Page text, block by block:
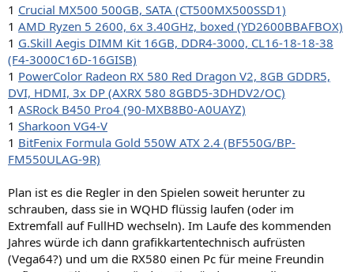
1 Crucial MX500 500GB, SATA (CT500MX500SSD1)
1 AMD Ryzen 5 2600, 6x 3.40GHz, boxed (YD2600BBAFBOX)
1 G.Skill Aegis DIMM Kit 16GB, DDR4-3000, CL16-18-18-38
(F4-3000C16D-16GISB)
1 PowerColor Radeon RX 580 Red Dragon V2, 8GB GDDR5,
DVI, HDMI, 3x DP (AXRX 580 8GBD5-3DHDV2/OC)
1 ASRock B450 Pro4 (90-MXB8B0-A0UAYZ)
1 Sharkoon VG4-V
1 BitFenix Formula Gold 550W ATX 2.4 (BF550G/BP-
FM550ULAG-9R)
Plan ist es die Regler in den Spielen soweit herunter zu
schrauben, dass sie in WQHD flüssig laufen (oder im
Extremfall auf FullHD wechseln). Im Laufe des kommenden
Jahres würde ich dann grafikkartentechnisch aufrüsten
(Vega64?) und um die RX580 einen Pc für meine Freundin